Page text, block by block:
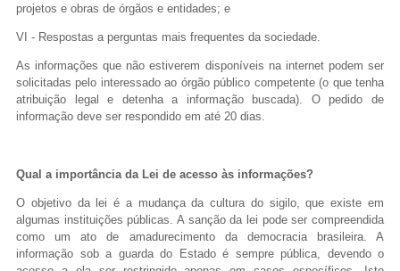
Outros meios de contato
e-SIC
Ouvidoria
projetos e obras de órgãos e entidades; e
VI - Respostas a perguntas mais frequentes da sociedade.
As informações que não estiverem disponíveis na internet podem ser
solicitadas pelo interessado ao órgão público competente (o que tenha
atribuição legal e detenha a informação buscada). O pedido de
informação deve ser respondido em até 20 dias.
Qual a importância da Lei de acesso às informações?
O objetivo da lei é a mudança da cultura do sigilo, que existe em
algumas instituições públicas. A sanção da lei pode ser compreendida
como um ato de amadurecimento da democracia brasileira. A
informação sob a guarda do Estado é sempre pública, devendo o